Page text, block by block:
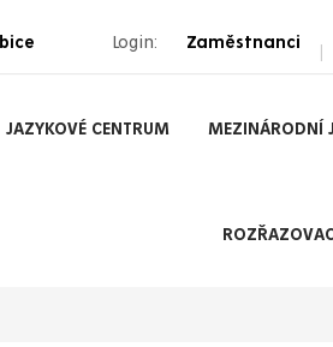
Login: Zaměstnanci |
JAZYKOVÉ CENTRUM MEZINÁRODNÍ